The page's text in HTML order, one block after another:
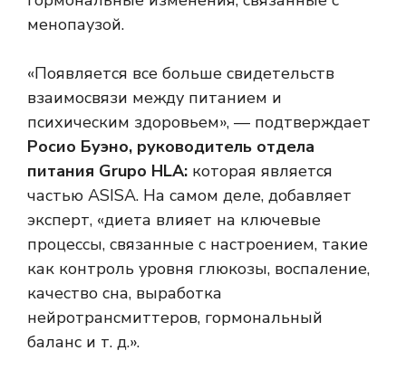
менопаузой.
«Появляется все больше свидетельств
взаимосвязи между питанием и
психическим здоровьем», — подтверждает
Росио Буэно, руководитель отдела
питания Grupo HLA: которая является
частью ASISA. На самом деле, добавляет
эксперт, «диета влияет на ключевые
процессы, связанные с настроением, такие
как контроль уровня глюкозы, воспаление,
качество сна, выработка
нейротрансмиттеров, гормональный
баланс и т. д.».